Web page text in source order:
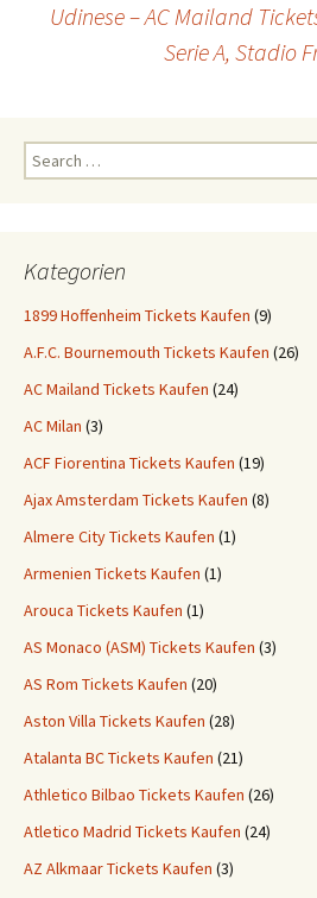
navigation
Udinese – AC Mailand
Serie A, Stadio
Search
for:
Kategorien
1899 Hoffenheim Tickets Kaufen (9)
A.F.C. Bournemouth Tickets Kaufen (26)
AC Mailand Tickets Kaufen (24)
AC Milan (3)
ACF Fiorentina Tickets Kaufen (19)
Ajax Amsterdam Tickets Kaufen (8)
Almere City Tickets Kaufen (1)
Armenien Tickets Kaufen (1)
Arouca Tickets Kaufen (1)
AS Monaco (ASM) Tickets Kaufen (3)
AS Rom Tickets Kaufen (20)
Aston Villa Tickets Kaufen (28)
Atalanta BC Tickets Kaufen (21)
Athletico Bilbao Tickets Kaufen (26)
Atletico Madrid Tickets Kaufen (24)
AZ Alkmaar Tickets Kaufen (3)